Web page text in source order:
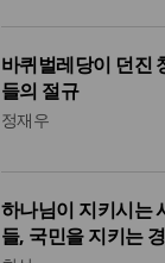
바퀴벌레당이 던진
들의 절규
정재우
하나님이 지키시는
들, 국민을 지키는